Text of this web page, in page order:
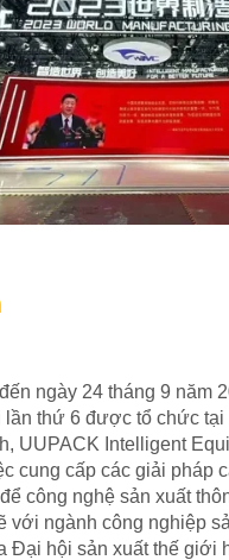
ngày 24 tháng 9 năm
lần thứ 6 được tổ chức tại
UUPACK Intelligent
cung cấp các giải pháp
công nghệ sản xuất
với ngành công nghiệp
Đại hội sản xuất thế giới